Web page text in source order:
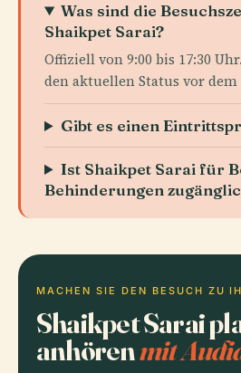
Was sind die
Shaikpet Sarai?
Offiziell von 9:00 bis 17:30
den aktuellen Status vor dem
Gibt es einen
Ist Shaikpet Sarai für
Behinderungen
MACHEN SIE DEN BESUCH ZU
Shaikpet Sarai
anhörenmit